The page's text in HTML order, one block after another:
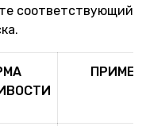
соответствующий
ПРИМЕР